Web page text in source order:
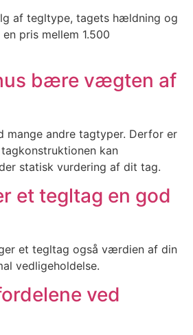
af tegltype, tagets hældning og
pris mellem 1.500
bære vægten af
mange andre tagtyper. Derfor er
kan
statisk vurdering af dit tag.
et tegltag en god
et tegltag også værdien af din
vedligeholdelse.
ved